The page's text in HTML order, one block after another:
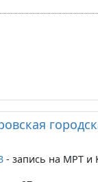
- запись на МРТ и